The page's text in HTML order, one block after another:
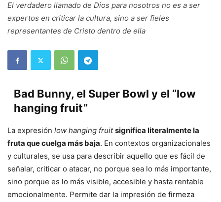
El verdadero llamado de Dios para nosotros no es a ser
expertos en criticar la cultura, sino a ser fieles
representantes de Cristo dentro de ella
Bad Bunny, el Super Bowl y el “low
hanging fruit”
La expresión low hanging fruit significa literalmente la
fruta que cuelga más baja. En contextos organizacionales
y culturales, se usa para describir aquello que es fácil de
señalar, criticar o atacar, no porque sea lo más importante,
sino porque es lo más visible, accesible y hasta rentable
emocionalmente. Permite dar la impresión de firmeza